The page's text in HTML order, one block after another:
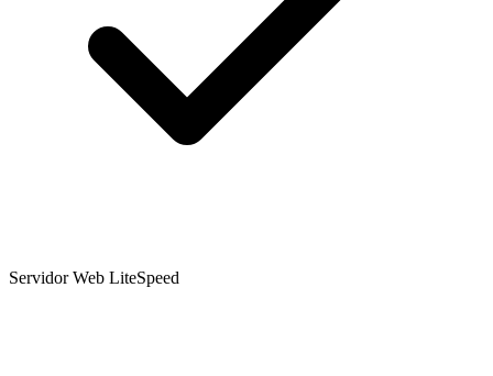
Servidor Web LiteSpeed